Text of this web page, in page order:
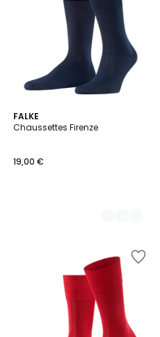
FALKE
Chaussettes Firenze
19,00 €
5
Couleurs